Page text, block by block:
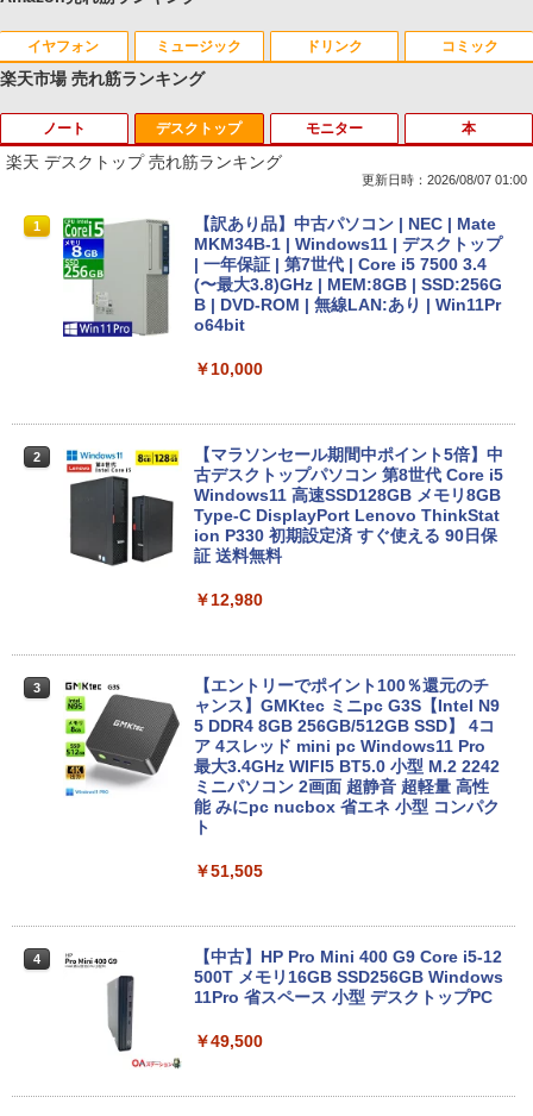
イヤフォン
Anker Soundcore P40i オフホワイト
￥7,990
Anker Soundcore P31i ブラック
￥5,990
ンク
￥-
レスイヤホン bluetooth イヤホン V12 小型
付き 防水 タッチ式音量調整 スポーツ/通勤/通
学/WEB会議(ホワイト)
￥1,964
Xiaomi シャオミ REDMI Buds 8 Lite ワイヤ
レスイヤホン Bluetooth 5.4 ノイズキャンセ
ミュージック
BRUCE WAYNE feat. Flo Milli, ATL Jacob
[Explicit]
BRUCE WAYNE feat. Flo Milli, ATL Jacob
[Explicit]
￥250
BUGS LIFE
￥250
ドリンク
【Amazon.co.jp限定】 い・ろ・は・す 2L P
ET ラベルレス ×8本
by Amazon 天然水 ラベルレス 500ml ×24本
富士山の天然水 バナジウム含有 水 ミネラル
ウォーター ペットボトル 静岡県産 500ミリリ
by Amazon 炭酸水 ラベルレス 500ml ×24本
強炭酸水 ペットボトル 500ミリリットル (Sm
art Basic)
￥1,625
by Amazon 天然水ラベルレス 2L×9本
￥1,117
コカ・コーラ やかんの麦茶 from 爽健美茶 ラ
ベルレス 650mlPET×24本
￥2,009
コミック
薬屋のひとりごと 17巻 (デジタル版ビッグガ
ンガンコミックス)
異世界居酒屋「のぶ」(22) (角川コミックス・
エース)
クスDIGITAL)
￥594
コミックスDIGITAL)
スーパーの裏でヤニ吸うふたり 9巻 (デジタル
版ビッグガンガンコミックス)
￥810
楽天市場 売れ筋ランキング
ノート
1
中古ノートパソコン 新生活セット 2026
Windows11搭載 Office付き 15.6型 大手
メーカー 第6〜8世代 Core i3/i5 メモリ8
GB SSD最大1TB 高速SSD搭載 初期設定
済み テレワーク応援 在宅勤務 学生向け
FU25-repc ノートPC 中古パソコン
￥13,900
2
＼8月限定エントリーでP10倍／【中古】
ノートパソコン windows11 office付き
Lenovo レノボ ThinkPad L390 20NSS2
5A00 Core i5 8世代 メモリー8GB 高速S
SD256GB 整備済み品 pc win11 os 中古
パソコン すぐ使える オフィス付きPC 送
ノートパソコン Surface Pro 5 高性能第
7世代Core i5-7300U WEBカメラ内蔵 Wi
ndows 11 Pro MS 0ffice 2024選択可 1
2.3型 2K液晶(2560x1440) Wi-Fi Mini-D
P Bluetooth SurfaceConnect USB3.0
￥24,890
ook B55M Core i5 第8世代 8265U メモ
リ 8GB SSD 256GB 15.6型 WEBカメラ
テンキー HDMI 無線 Wi-Fi 整備済み 新品
ゼント
デスクトップ
楽天 デスクトップ 売れ筋ランキング
更新日時：2026/08/07 01:00
1
【訳あり品】中古パソコン | NEC | Mate
MKM34B-1 | Windows11 | デスクトップ
| 一年保証 | 第7世代 | Core i5 7500 3.4
(〜最大3.8)GHz | MEM:8GB | SSD:256G
B | DVD-ROM | 無線LAN:あり | Win11Pr
o64bit
￥10,000
2
【マラソンセール期間中ポイント5倍】中
古デスクトップパソコン 第8世代 Core i5
Windows11 高速SSD128GB メモリ8GB
Type-C DisplayPort Lenovo ThinkStat
ion P330 初期設定済 すぐ使える 90日保
証 送料無料
￥12,980
3
【エントリーでポイント100％還元のチ
ャンス】GMKtec ミニpc G3S【Intel N9
5 DDR4 8GB 256GB/512GB SSD】 4コ
ア 4スレッド mini pc Windows11 Pro
最大3.4GHz WIFI5 BT5.0 小型 M.2 2242
ミニパソコン 2画面 超静音 超軽量 高性
能 みにpc nucbox 省エネ 小型 コンパク
ト
￥51,505
4
【中古】HP Pro Mini 400 G9 Core i5-12
500T メモリ16GB SSD256GB Windows
11Pro 省スペース 小型 デスクトップPC
￥49,500
モニター 本